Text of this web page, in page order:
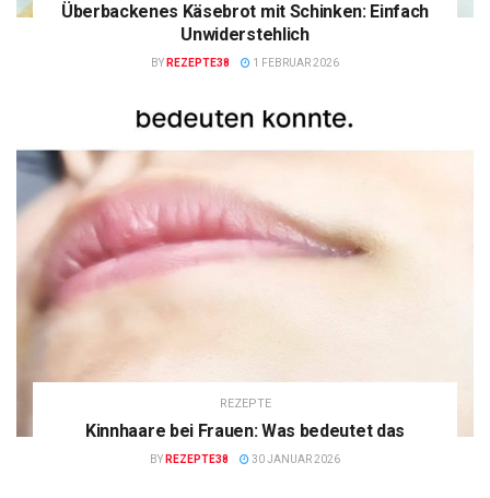
Überbackenes Käsebrot mit Schinken: Einfach
Unwiderstehlich
BY REZEPTE38 1 FEBRUAR 2026
REZEPTE
Kinnhaare bei Frauen: Was bedeutet das
BY REZEPTE38 30 JANUAR 2026